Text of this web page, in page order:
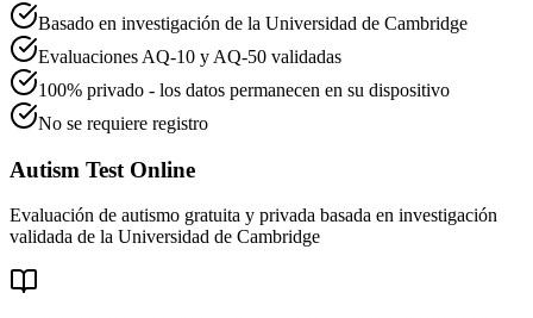
Basado en investigación de la Universidad de Cambridge
Evaluaciones AQ-10 y AQ-50 validadas
100% privado - los datos permanecen en su dispositivo
No se requiere registro
Autism Test Online
Evaluación de autismo gratuita y privada basada en investigación
validada de la Universidad de Cambridge